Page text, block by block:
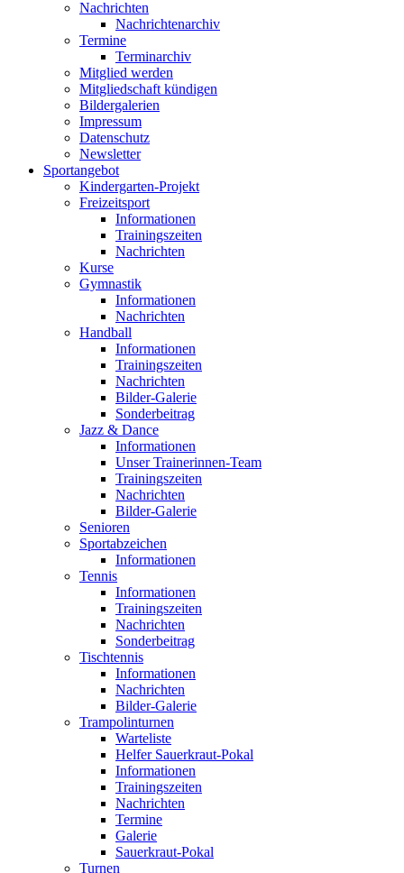
Nachrichten
Nachrichtenarchiv
Termine
Terminarchiv
Mitglied werden
Mitgliedschaft kündigen
Bildergalerien
Impressum
Datenschutz
Newsletter
Sportangebot
Kindergarten-Projekt
Freizeitsport
Informationen
Trainingszeiten
Nachrichten
Kurse
Gymnastik
Informationen
Nachrichten
Handball
Informationen
Trainingszeiten
Nachrichten
Bilder-Galerie
Sonderbeitrag
Jazz & Dance
Informationen
Unser Trainerinnen-Team
Trainingszeiten
Nachrichten
Bilder-Galerie
Senioren
Sportabzeichen
Informationen
Tennis
Informationen
Trainingszeiten
Nachrichten
Sonderbeitrag
Tischtennis
Informationen
Nachrichten
Bilder-Galerie
Trampolinturnen
Warteliste
Helfer Sauerkraut-Pokal
Informationen
Trainingszeiten
Nachrichten
Termine
Galerie
Sauerkraut-Pokal
Turnen